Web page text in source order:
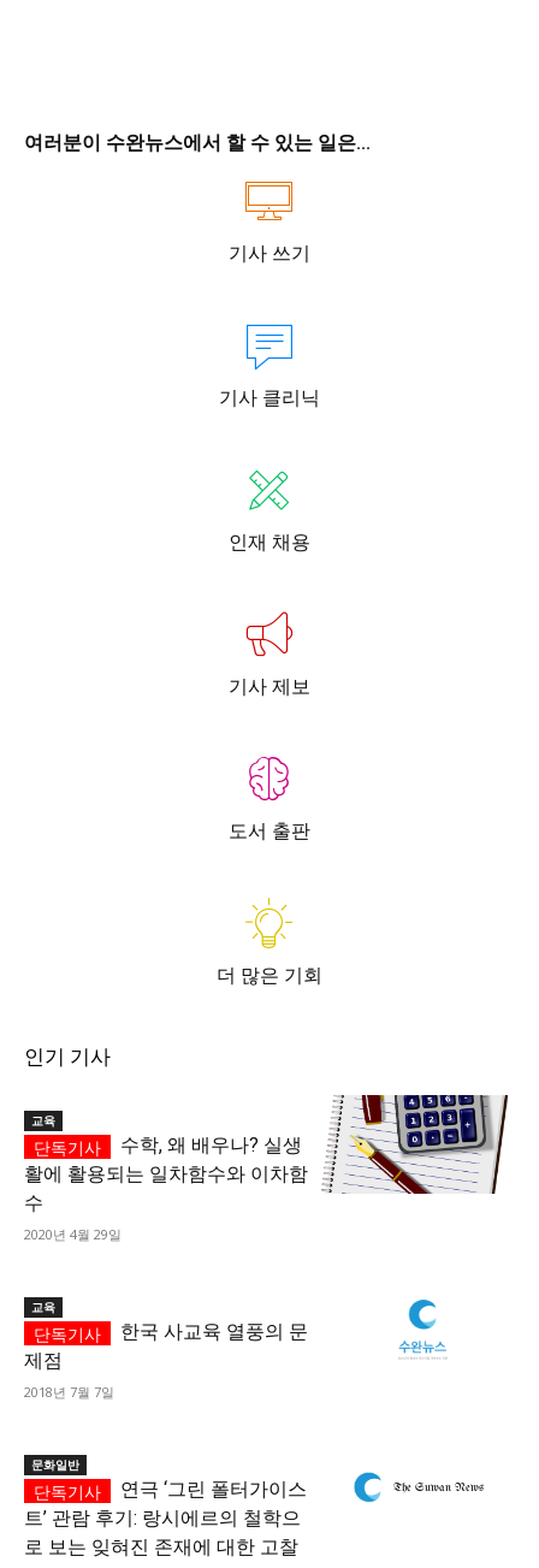
여러분이 수완뉴스에서 할 수 있는 일은...
기사 쓰기
기사 클리닉
인재 채용
기사 제보
도서 출판
더 많은 기회
인기 기사
교육
수학, 왜 배우나? 실생
활에 활용되는 일차함수와 이차함
수
2020년 4월 29일
교육
한국 사교육 열풍의 문
제점
2018년 7월 7일
문화일반
연극 ‘그린 폴터가이스
트’ 관람 후기: 랑시에르의 철학으
로 보는 잊혀진 존재에 대한 고찰